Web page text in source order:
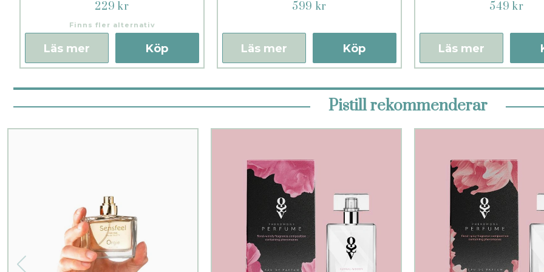
229 kr
Finns fler alternativ
Köp
Läs mer
599 kr
Köp
Läs mer
549 kr
Läs mer
Pistill rekommenderar